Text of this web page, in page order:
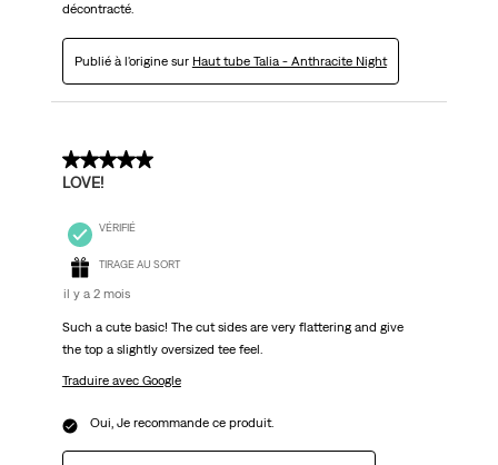
décontracté.
Publié à l'origine sur Haut tube Talia - Anthracite Night
5 sur 5 étoiles.
LOVE!
VÉRIFIÉ
TIRAGE AU SORT
il y a 2 mois
Such a cute basic! The cut sides are very flattering and give
the top a slightly oversized tee feel.
Traduire avec Google
Oui, Je recommande ce produit.